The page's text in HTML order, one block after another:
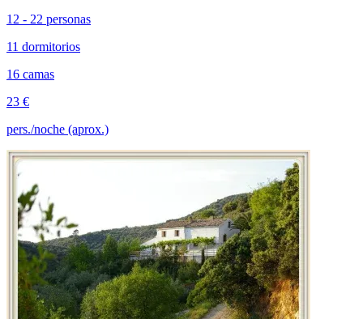
12 - 22 personas
11 dormitorios
16 camas
23 €
pers./noche (aprox.)